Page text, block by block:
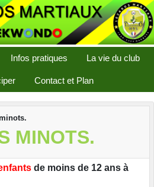
Infos pratiques La vie du club
Contact et Plan
MINOTS.
de moins de 12 ans à